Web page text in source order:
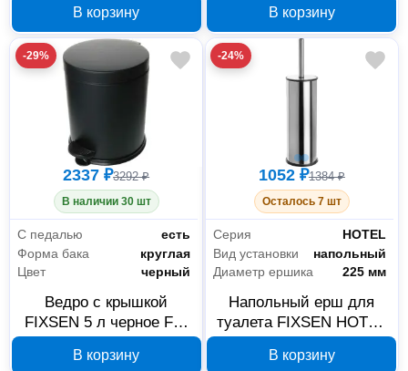
В корзину В корзину
-29%
2337 ₽3292 ₽
В наличии 30 шт
С педалью
есть
Форма бака
круглая
Цвет
черный
Ведро с крышкой
FIXSEN 5 л черное FX-
В корзину
-24%
1052 ₽1384 ₽
Осталось 7 шт
Серия
HOTEL
Вид установки
напольный
Диаметр ершика
225 мм
Напольный ерш для
туалета FIXSEN HOTEL
В корзину